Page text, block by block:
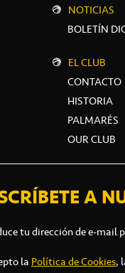
NOTICIAS
BOLETÍN
EL CLUB
CONTACTO
HISTORIA
PALMARÉS
OUR CLUB
A
tu dirección de e-mail
la Política de Cookies,